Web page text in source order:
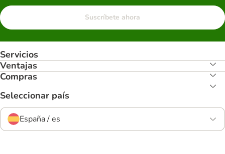
Suscríbete ahora
Servicios
Ventajas
Compras
Seleccionar país
España / es